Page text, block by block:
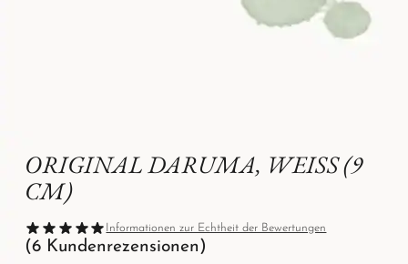
ORIGINAL DARUMA, WEISS (9 C
M)
Informationen zur Echtheit der Bewertungen
(6 Kundenrezensionen)